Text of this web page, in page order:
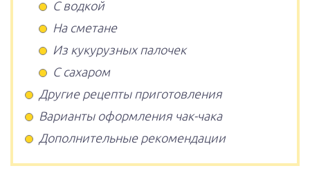
С водкой
На сметане
Из кукурузных палочек
С сахаром
Другие рецепты приготовления
Варианты оформления чак-чака
Дополнительные рекомендации